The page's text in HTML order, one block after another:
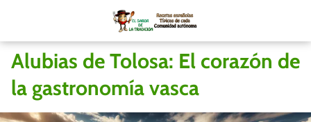
Alubias de Tolosa: El corazón de
la gastronomía vasca